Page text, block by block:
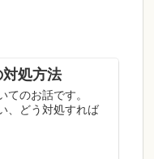
処方法
のお話です。
、どう対処すれば